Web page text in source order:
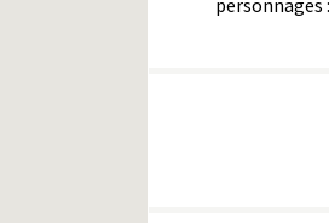
personnages :